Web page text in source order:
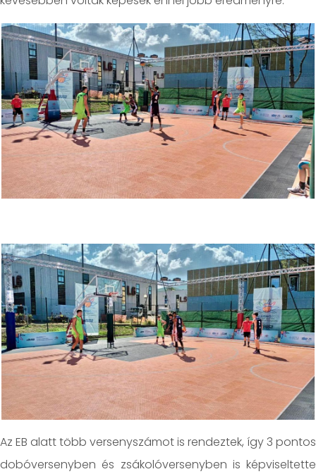
Az EB alatt több versenyszámot is rendeztek, így 3 pontos
dobóversenyben és zsákolóversenyben is képviseltette